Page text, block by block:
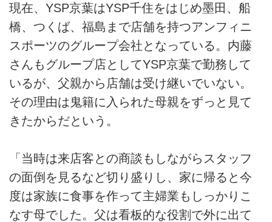
現在、YSP京葉はYSP千住をはじめ墨田、船
橋、つくば、福島まで店舗を持つアンフィニ
スポーツのグループ会社となっている。内藤
さんもグループ店としてYSP京葉で勤務して
いるが、父親から店舗は受け継いでいない。
その理由は鬼籍に入られた母親をずっと見て
きたからだという。
「当時は来店客との商談もしながらスタッフ
の面倒を見るなど切り盛りし、家に帰ると今
度は家族に食事を作って主婦業もしっかりこ
なす母でした。父は看板的な役割で外に出て